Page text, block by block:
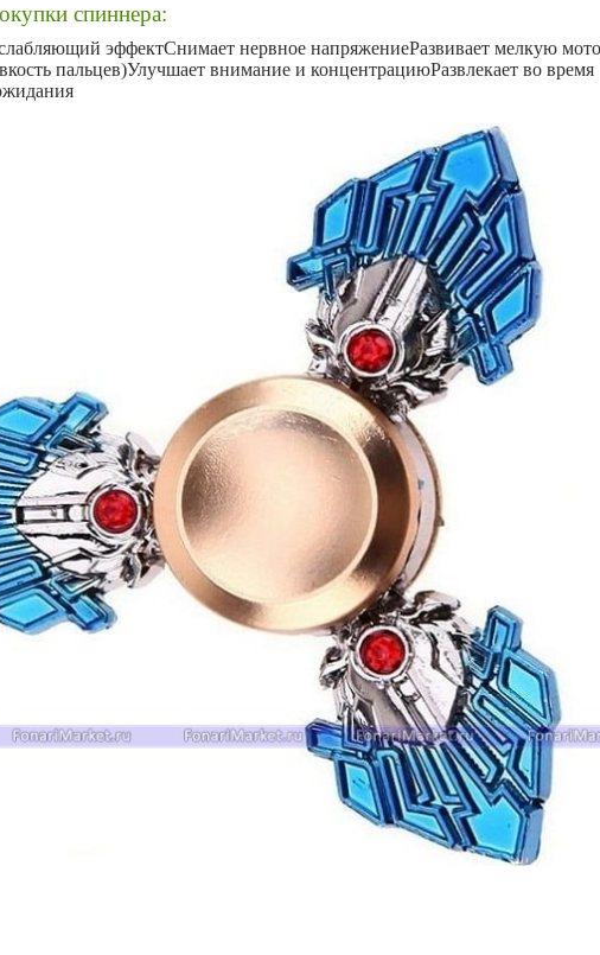
спиннера:
эффектСнимает нервное напряжениеРазвивает мелкую
пальцев)Улучшает внимание и концентрациюРазвлекает во время